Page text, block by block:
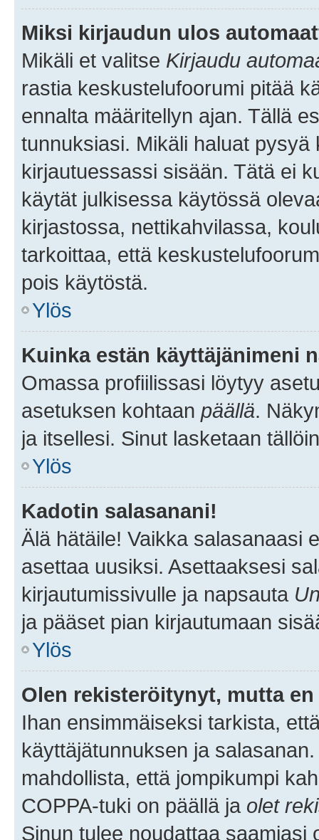
Miksi kirjaudun ulos
Mikäli et valitse Kirjaudu
rastia keskustelufoorumi pitää
ennalta määritellyn ajan. Tällä
tunnuksiasi. Mikäli haluat
kirjautuessassi sisään. Tätä ei
käytät julkisessa käytössä
kirjastossa, nettikahvilassa,
tarkoittaa, että
pois käytöstä.
Ylös
Kuinka estän käyttäjänimeni
Omassa profiilissasi löytyy
asetuksen kohtaan päällä.
ja itsellesi. Sinut lasketaan
Ylös
Kadotin salasanani!
Älä hätäile! Vaikka salasanaasi
asettaa uusiksi. Asettaaksesi
kirjautumissivulle ja napsauta
ja pääset pian kirjautumaan
Ylös
Olen rekisteröitynyt, mutta
Ihan ensimmäiseksi tarkista,
käyttäjätunnuksen ja
mahdollista, että jompikumpi
COPPA-tuki on päällä ja olet
Sinun tulee noudattaa saamiasi